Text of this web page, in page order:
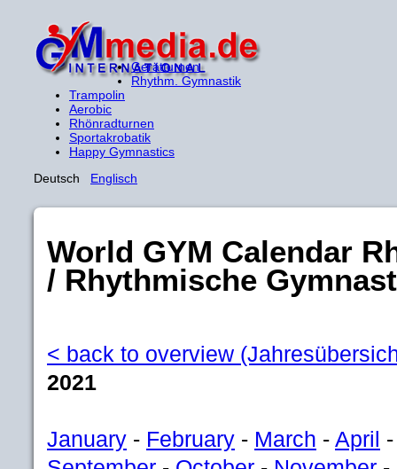
Gerätturnen
Rhythm. Gymnastik
Trampolin
Aerobic
Rhönradturnen
Sportakrobatik
Happy Gymnastics
Deutsch Englisch
World GYM Calendar
/ Rhythmische
< back to overview
2021
January - February - March - April